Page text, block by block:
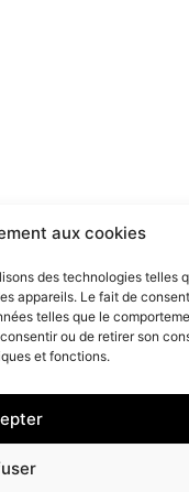
aux cookies
des technologies telles
appareils. Le fait de
telles que le
ou de retirer son
et fonctions.